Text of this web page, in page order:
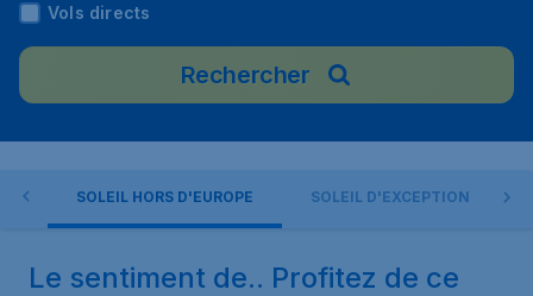
Vols directs
Rechercher
SOLEIL HORS D'EUROPE SOLEIL D'EXCEPTION
Le sentiment de.. Profitez de ce